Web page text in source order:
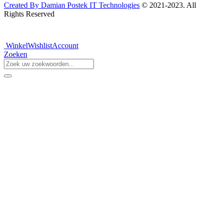
Created By Damian Postek IT Technologies © 2021-2023. All
Rights Reserved
WinkelWishlistAccount
Zoeken